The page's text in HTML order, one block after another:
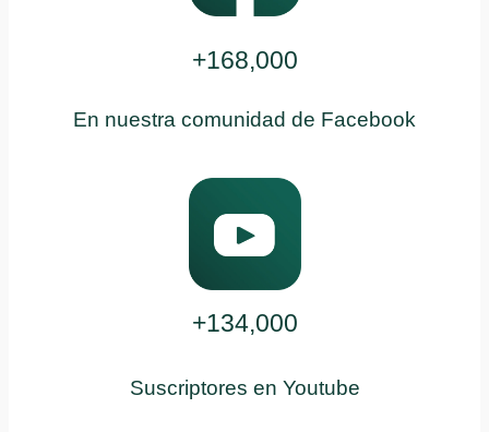
+168,000
En nuestra comunidad de Facebook
+134,000
Suscriptores en Youtube